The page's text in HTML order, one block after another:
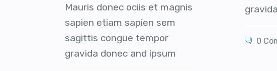
0
Mauris donec ociis et magnis
sapien etiam sapien sem
sagittis congue tempor
gravida donec and ipsum